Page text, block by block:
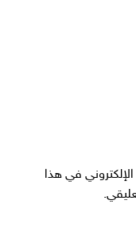
في هذا